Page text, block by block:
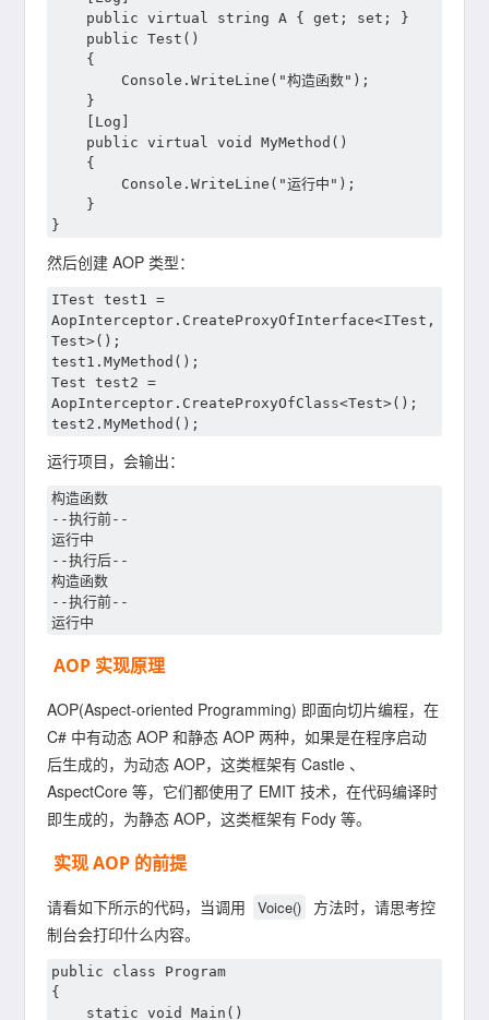
然后创建 AOP 类型：
ITest test1 =
AopInterceptor.CreateProxyOfInterface<ITest,
Test>();
test1.MyMethod();
Test test2 =
AopInterceptor.CreateProxyOfClass<Test>();
运行项目，会输出：
构造函数
--执行前--
运行中
--执行后--
构造函数
--执行前--
AOP 实现原理
AOP(Aspect-oriented Programming) 即面向切片编程，在
C# 中有动态 AOP 和静态 AOP 两种，如果是在程序启动
后生成的，为动态 AOP，这类框架有 Castle 、
AspectCore 等，它们都使用了 EMIT 技术，在代码编译时
即生成的，为静态 AOP，这类框架有 Fody 等。
实现 AOP 的前提
请看如下所示的代码，当调用 Voice()
方法时，请思考控
制台会打印什么内容。
public class Program
{